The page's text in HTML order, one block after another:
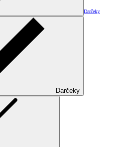
Darčeky
Darčeky